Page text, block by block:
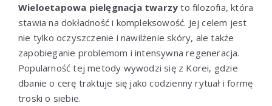
Wieloetapowa pielęgnacja twarzy to filozofia, która
stawia na dokładność i kompleksowość. Jej celem jest
nie tylko oczyszczenie i nawilżenie skóry, ale także
zapobieganie problemom i intensywna regeneracja.
Popularność tej metody wywodzi się z Korei, gdzie
dbanie o cerę traktuje się jako codzienny rytuał i formę
troski o siebie.